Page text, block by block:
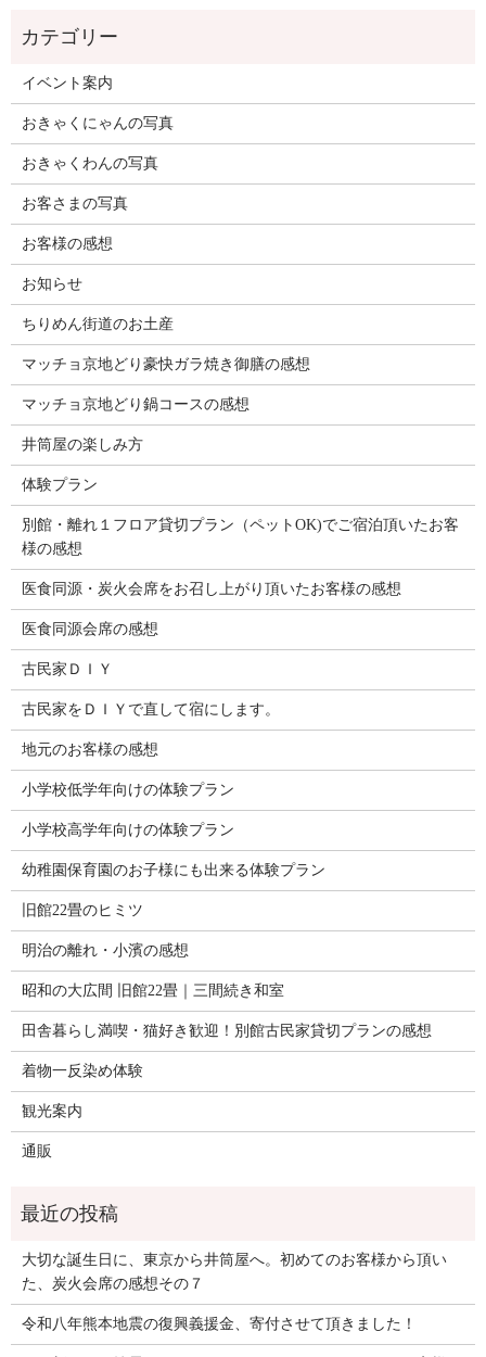
イベント案内
おきゃくにゃんの写真
おきゃくわんの写真
お客さまの写真
お客様の感想
お知らせ
ちりめん街道のお土産
マッチョ京地どり豪快ガラ焼き御膳の感想
マッチョ京地どり鍋コースの感想
井筒屋の楽しみ方
体験プラン
別館・離れ１フロア貸切プラン（ペットOK)でご宿泊頂いたお客
様の感想
医食同源・炭火会席をお召し上がり頂いたお客様の感想
医食同源会席の感想
古民家ＤＩＹ
古民家をＤＩＹで直して宿にします。
地元のお客様の感想
小学校低学年向けの体験プラン
小学校高学年向けの体験プラン
幼稚園保育園のお子様にも出来る体験プラン
旧館22畳のヒミツ
明治の離れ・小濱の感想
昭和の大広間 旧館22畳｜三間続き和室
田舎暮らし満喫・猫好き歓迎！別館古民家貸切プランの感想
着物一反染め体験
観光案内
通販
大切な誕生日に、東京から井筒屋へ。初めてのお客様から頂い
た、炭火会席の感想その７
令和八年熊本地震の復興義援金、寄付させて頂きました！